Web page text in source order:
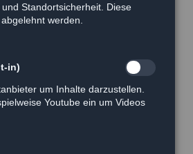
Standortsicherheit. Diese
werden.
in)
um Inhalte darzustellen.
Youtube ein um Videos